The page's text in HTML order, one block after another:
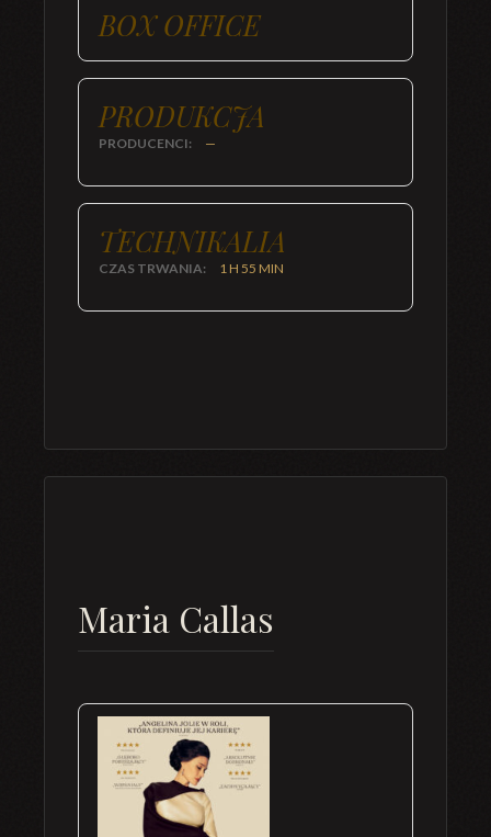
BOX OFFICE
PRODUKCJA
PRODUCENCI: —
TECHNIKALIA
CZAS TRWANIA: 1 H 55 MIN
Maria Callas